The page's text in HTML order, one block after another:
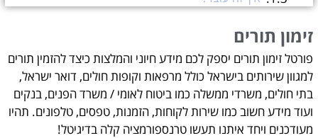
פורטל זימון תורים
זימון תורים
עזרה בהזמנת תורים אונליין?
זימון תורים
פורטל זימון תורים יספק לכם מידע חיוני והמלצות כיצד להזמין תורים
למגוון שירותים בישראל כולל מרפאות וקופות חולים, דואר ישראל,
בתי חולים, משרדי ממשלה כמו ביטוח לאומי / משרד הפנים, בנקים
ועוד מידע חשוב כמו שירות לקוחות, הזמנות, טפסים, טלפונים. תהיו
מעודכנים ויחד איתנו תעשו טרנספורמציה קלה בדיגיטל!